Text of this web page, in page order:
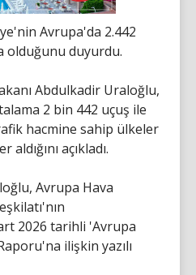
Avrupa'da 2.442
olduğunu duyurdu.
Abdulkadir Uraloğlu,
2 bin 442 uçuş ile
hacmine sahip ülkeler
aldığını açıkladı.
Avrupa Hava
2026 tarihli 'Avrupa
ilişkin yazılı